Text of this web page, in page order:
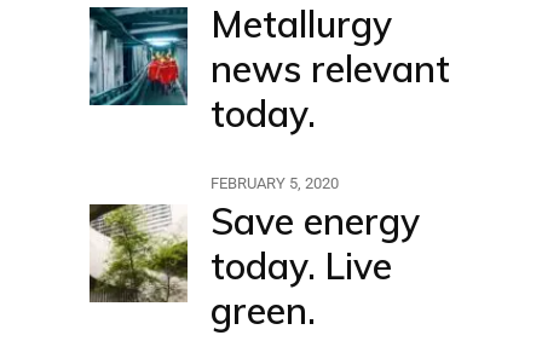
Metallurgy
news relevant
today.
FEBRUARY 5, 2020
Save energy
today. Live
green.